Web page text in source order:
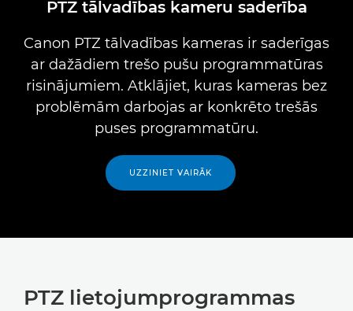
PTZ tālvadības kameru saderība
Canon PTZ tālvadības kameras ir saderīgas
ar dažādiem trešo pušu programmatūras
risinājumiem. Atklājiet, kuras kameras bez
problēmām darbojas ar konkrēto trešās
puses programmatūru.
UZZINIET VAIRĀK
PTZ lietojumprogrammas